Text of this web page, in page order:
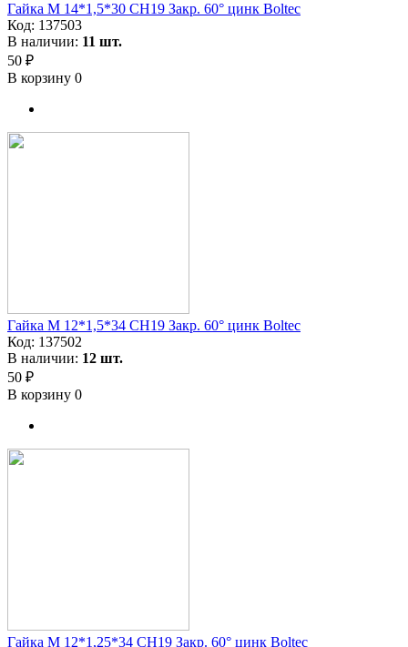
Гайка M 14*1,5*30 CH19 Закр. 60° цинк Boltec
Код: 137503
В наличии: 11 шт.
50 ₽
В корзину 0
Гайка M 12*1,5*34 CH19 Закр. 60° цинк Boltec
Код: 137502
В наличии: 12 шт.
50 ₽
В корзину 0
Гайка M 12*1,25*34 CH19 Закр. 60° цинк Boltec